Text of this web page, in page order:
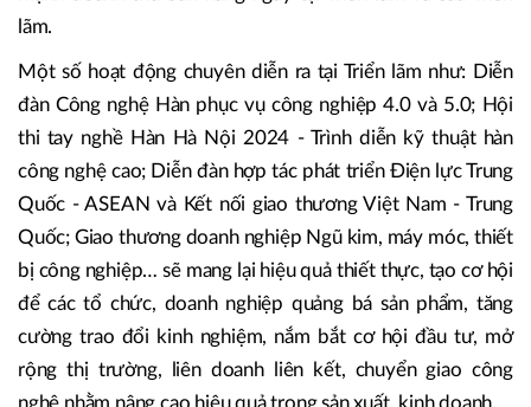
tổ chức hiệp hội ngành hàng những người quan tâm đến
kinh nghiệm, chia sẻ kiến thức, tiếp cận trực tiếp với khách
hàng mục tiêu, tăng cường nhận diện thương hiệu, đẩy
mạnh doanh thu bán hàng ngay tại Triển lãm và sau Triển
lãm.
Một số hoạt động chuyên diễn ra tại Triển lãm như: Diễn
đàn Công nghệ Hàn phục vụ công nghiệp 4.0 và 5.0; Hội
thi tay nghề Hàn Hà Nội 2024 - Trình diễn kỹ thuật hàn
công nghệ cao; Diễn đàn hợp tác phát triển Điện lực Trung
Quốc - ASEAN và Kết nối giao thương Việt Nam - Trung
Quốc; Giao thương doanh nghiệp Ngũ kim, máy móc, thiết